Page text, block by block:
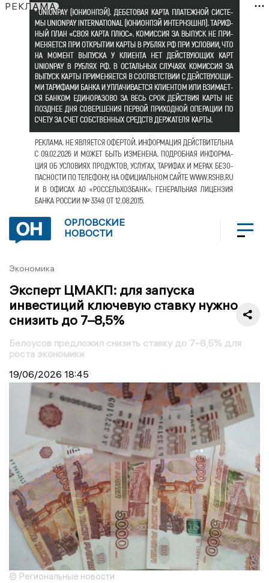
РЕКЛАМА
ОРЛОВСКИЕ
НОВОСТИ
Экономика
Эксперт ЦМАКП: для запуска
инвестиций ключевую ставку нужно
снизить до 7–8,5%
Белоусов предложил снизить ставку до 7–8,5% для
роста экономики
19/06/2026 18:45
© Региональные новости